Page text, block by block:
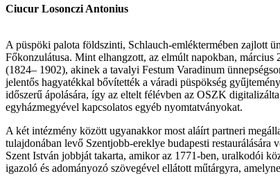
Ciucur Losonczi Antonius
A püspöki palota földszinti, Schlauch-emléktermében zajlott
Főkonzulátusa. Mint elhangzott, az elmúlt napokban,
(1824– 1902), akinek a tavalyi Festum Varadinum
jelentős hagyatékkal bővítették a váradi püspökség
időszerű ápolására, így az eltelt félévben az OSZK
egyházmegyével kapcsolatos egyéb nyomtatványokat.
A két intézmény között ugyanakkor most aláírt partneri
tulajdonában levő Szentjobb-ereklye budapesti
Szent István jobbját takarta, amikor az 1771-ben, uralkodói
igazoló és adományozó szövegével ellátott műtárgyra,